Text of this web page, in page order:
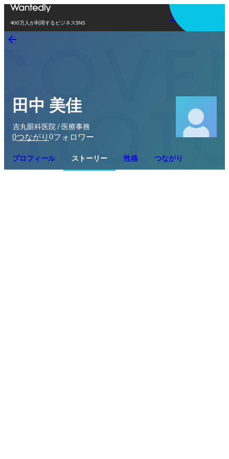
400万人が利用するビジネスSNS
アプリを使う
田中 美佳
吉丸眼科医院 / 医療事務
0つながり 0フォロワー
プロフィール ストーリー 性格 つながり